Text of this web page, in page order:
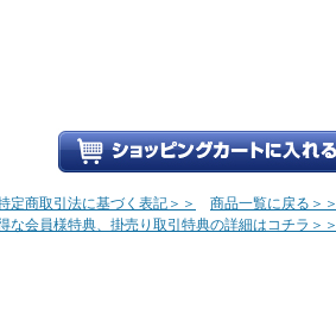
定商取引法に基づく表記＞＞
商品一覧に戻る＞＞
な会員様特典、掛売り取引特典の詳細はコチラ＞＞